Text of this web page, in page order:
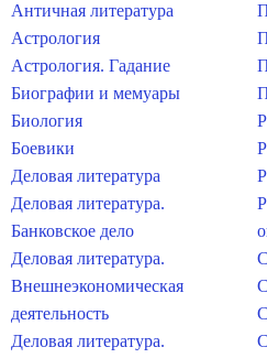
Античная литература
Астрология
Астрология. Гадание
Биографии и мемуары
Биология
Боевики
Деловая литература
Деловая литература.
Банковское дело
Деловая литература.
Внешнеэкономическая
деятельность
Деловая литература.